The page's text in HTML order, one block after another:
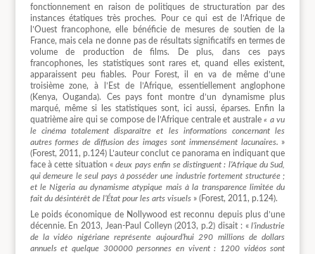
fonctionnement en raison de politiques de structuration par des
instances étatiques très proches. Pour ce qui est de l’Afrique de
l’Ouest francophone, elle bénéficie de mesures de soutien de la
France, mais cela ne donne pas de résultats significatifs en termes de
volume de production de films. De plus, dans ces pays
francophones, les statistiques sont rares et, quand elles existent,
apparaissent peu fiables. Pour Forest, il en va de même d’une
troisième zone, à l’Est de l’Afrique, essentiellement anglophone
(Kenya, Ouganda). Ces pays font montre d’un dynamisme plus
marqué, même si les statistiques sont, ici aussi, éparses. Enfin la
quatrième aire qui se compose de l’Afrique centrale et australe« a vu
le cinéma totalement disparaître et les informations concernant les
autres formes de diffusion des images sont immensément lacunaires. »
(Forest, 2011, p.124) L’auteur conclut ce panorama en indiquant que
face à cette situation «deux pays enfin se distinguent : l’Afrique du Sud,
qui demeure le seul pays à posséder une industrie fortement structurée ;
et le Nigeria au dynamisme atypique mais à la transparence limitée du
fait du désintérêt de l’État pour les arts visuels» (Forest, 2011, p.124).
Le poids économique de Nollywood est reconnu depuis plus d’une
décennie. En 2013, Jean-Paul Colleyn (2013, p.2) disait : «l’industrie
de la vidéo nigériane représente aujourd’hui 290 millions de dollars
annuels et quelque 300000 personnes en vivent : 1200 vidéos sont